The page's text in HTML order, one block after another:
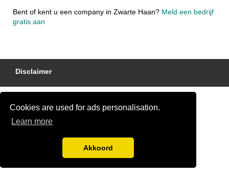
Cookies are used for ads personalisation.
Learn more
Akkoord
Bent of kent u een company in Zwarte Haan? Meld een bedrijf
gratis aan
Disclaimer